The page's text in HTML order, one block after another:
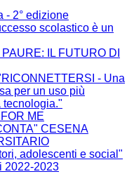
- 2° edizione
scolastico è un
IL FUTURO DI
- Una
per un uso più
ME
CESENA
adolescenti e social"
2022-2023